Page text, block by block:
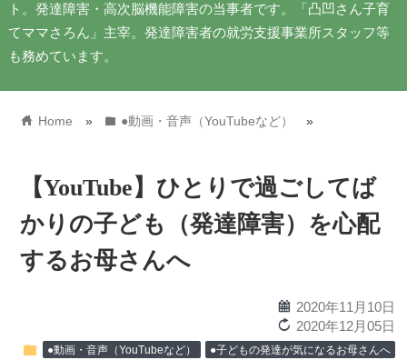
ト。発達障害・高次脳機能障害の当事者です。「凸凹さん子育
てママさろん」主宰。発達障害者の就労支援事業所スタッフ等
も務めています。
home Home » folder ●動画・音声（YouTubeなど） »
【YouTube】ひとりで過ごしてば
かりの子ども（発達障害）を心配
するお母さんへ
calendar 2020年11月10日
reload 2020年12月05日
folder ●動画・音声（YouTubeなど） ●子どもの発達が気になるお母さんへ